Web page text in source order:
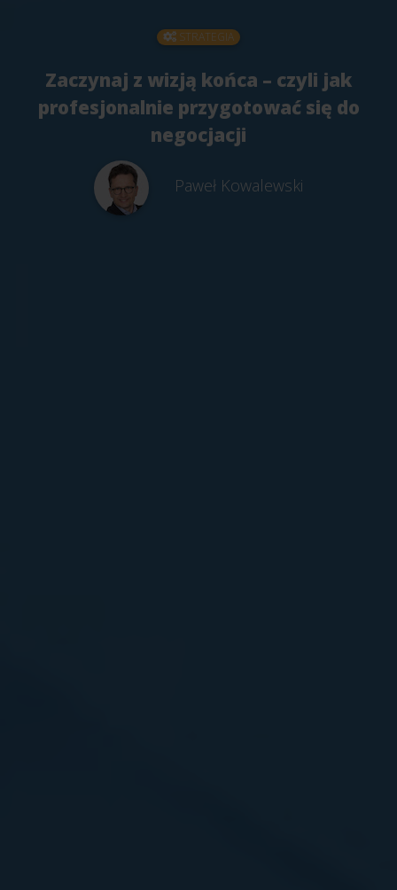
STRATEGIA
Zaczynaj z wizją końca – czyli jak
profesjonalnie przygotować się do
negocjacji
Paweł Kowalewski